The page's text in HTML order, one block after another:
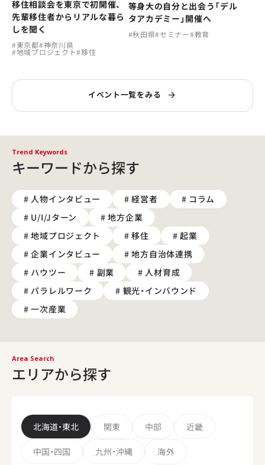
移住相談会を東京で初開催、
先輩移住者からリアルな暮ら
しを聞く
#東京都#神奈川県
#地域プロジェクト#移住
等身大の自分と出会う「デル
タアカデミー」開催へ
#秋田県#セミナー#教育
イベント一覧をみる
Trend Keywords
キーワードから探す
# 人物インタビュー # 経営者
# コラム
# U/I/Jターン
# 地方企業
# 地域プロジェクト
# 移住
# 起業
# 企業インタビュー
# 地方自治体連携
# ハウツー
# 副業
# 人材育成
# パラレルワーク
# 観光・インバウンド
# 一次産業
Area Search
エリアから探す
北海道・東北 関東 中部 近畿
中国・四国 九州・沖縄 海外